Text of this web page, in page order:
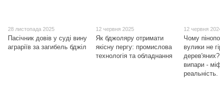
28 листопада 2025
Пасічник довів у суді вину
аграріїв за загибель бджіл
12 червня 2025
Як бджоляру отримати
якісну пергу: промислова
технологія та обладнання
12 червня
Чому
вулики не
дерев'яних?
випари -
реальність.